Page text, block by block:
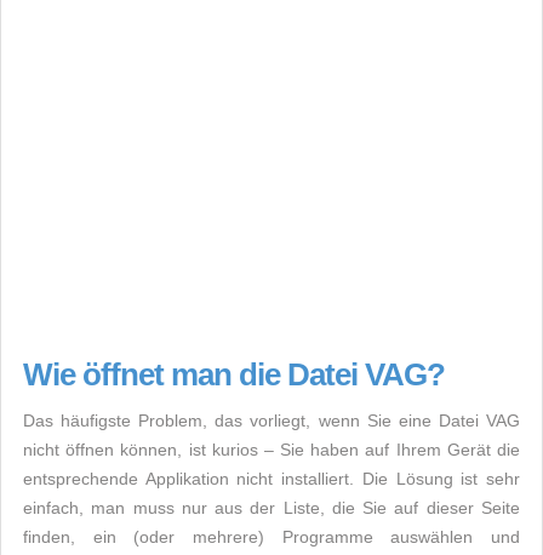
Wie öffnet man die Datei VAG?
Das häufigste Problem, das vorliegt, wenn Sie eine Datei VAG
nicht öffnen können, ist kurios – Sie haben auf Ihrem Gerät die
entsprechende Applikation nicht installiert. Die Lösung ist sehr
einfach, man muss nur aus der Liste, die Sie auf dieser Seite
finden, ein (oder mehrere) Programme auswählen und